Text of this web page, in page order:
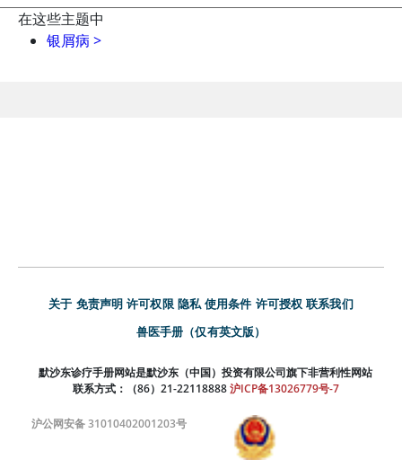
在这些主题中
银屑病 >
关于 免责声明 许可权限 隐私 使用条件 许可授权 联系我们
兽医手册（仅有英文版）
默沙东诊疗手册网站是默沙东（中国）投资有限公司旗下非营利性网站
联系方式：（86）21-22118888 沪ICP备13026779号-7
沪公网安备 31010402001203号